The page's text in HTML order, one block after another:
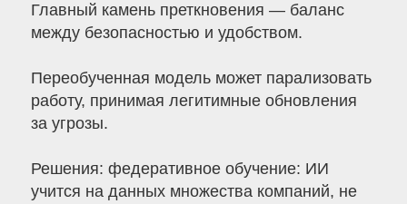
Главный камень преткновения — баланс
между безопасностью и удобством.
Переобученная модель может парализовать
работу, принимая легитимные обновления
за угрозы.
Решения: федеративное обучение: ИИ
учится на данных множества компаний, не